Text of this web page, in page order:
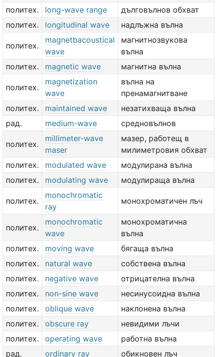
политех.
long-wave range
дълговълнов обхват
политех.
longitudinal wave надлъжна вълна
политех.
magnetbacoustical
wave
магнитнозвукова
вълна
политех.
magnetic wave магнитна вълна
политех.
magnetization
wave
вълна на
пренамагнитване
политех.
maintained wave
незатихваща вълна
рад.
medium-wave средновълнов
политех.
millimeter-wave
maser
мазер, работещ в
милиметровия обхват
политех.
modulated wave
модулирана вълна
политех.
modulating wave модулираща вълна
политех.
monochromatic
ray
монохроматичен лъч
политех.
monochromatic
wave
монохроматична
вълна
политех.
moving wave
бягаща вълна
политех.
natural wave
собствена вълна
политех.
negative wave
отрицателна вълна
политех.
non-sine wave
несинусоидна вълна
политех.
oblique wave
наклонена вълна
политех.
obscure ray
невидими лъчи
политех.
operating wave
работна вълна
рад.
ordinary ray обикновен лъч